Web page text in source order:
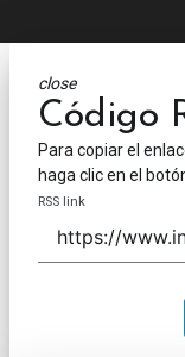
close
Código
Para copiar el
haga clic en el
RSS link